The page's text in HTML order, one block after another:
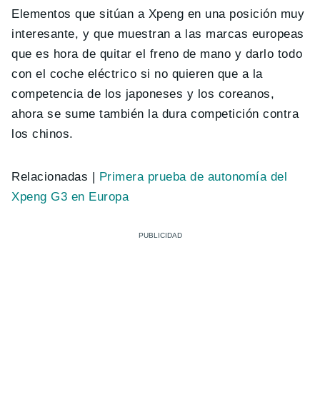
Elementos que sitúan a Xpeng en una posición muy
interesante, y que muestran a las marcas europeas
que es hora de quitar el freno de mano y darlo todo
con el coche eléctrico si no quieren que a la
competencia de los japoneses y los coreanos,
ahora se sume también la dura competición contra
los chinos.
Relacionadas | Primera prueba de autonomía del
Xpeng G3 en Europa